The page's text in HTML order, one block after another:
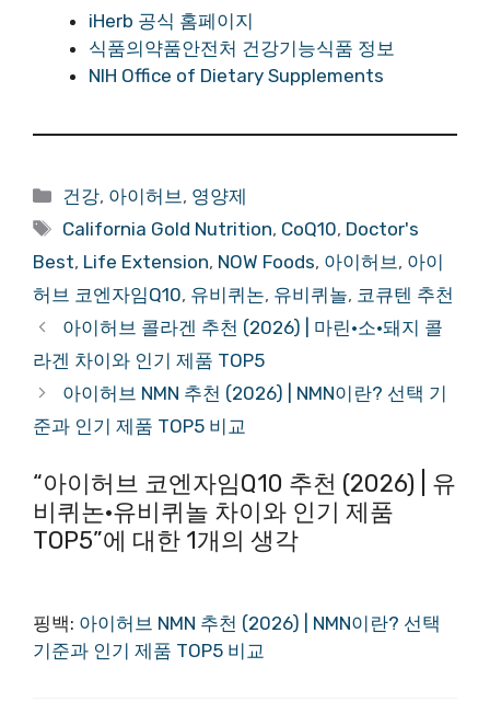
iHerb 공식 홈페이지
식품의약품안전처 건강기능식품 정보
NIH Office of Dietary Supplements
카
테
리
건강, 아이허브 , 영양제
태
그
California Gold Nutrition, CoQ10, Doctor's
Best, Life Extension, NOW Foods, 아이허브 , 아이
허브 코엔자임Q10, 유비퀴논, 유비퀴놀, 코큐텐 추천
아이허브 콜라겐 추천 (2026) | 마린·소·돼지 콜
라겐 차이와 인기 제품 TOP5
아이허브 NMN 추천 (2026) | NMN이란? 선택 기
준과 인기 제품 TOP5 비교
“아이허브 코엔자임Q10 추천 (2026) | 유
비퀴논·유비퀴놀 차이와 인기 제품
TOP5”에 대한 1개의 생각
핑백: 아이허브 NMN 추천 (2026) | NMN이란? 선택
기준과 인기 제품 TOP5 비교